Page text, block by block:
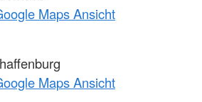
Maps Ansicht
Maps Ansicht